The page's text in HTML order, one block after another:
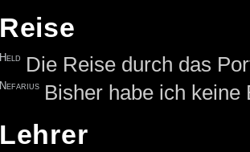
Reise
Held Die Reise durch das
Nefarius Bisher habe ich keine
Lehrer